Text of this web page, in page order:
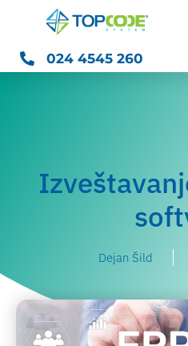
024 4545 260
Dejan Šild